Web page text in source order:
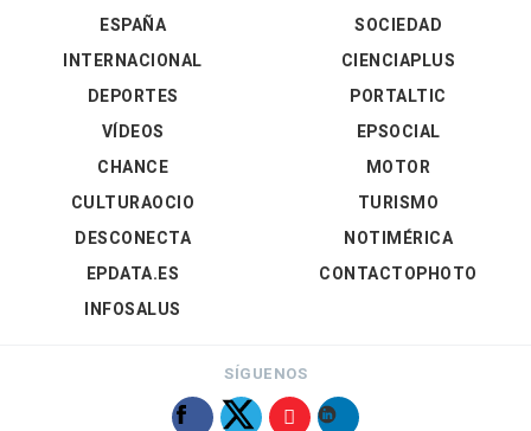
ESPAÑA
INTERNACIONAL
DEPORTES
VÍDEOS
SOCIEDAD
CIENCIAPLUS
PORTALTIC
EPSOCIAL
CHANCE
CULTURAOCIO
DESCONECTA
EPDATA.ES
INFOSALUS
MOTOR
TURISMO
NOTIMÉRICA
CONTACTOPHOTO
SÍGUENOS